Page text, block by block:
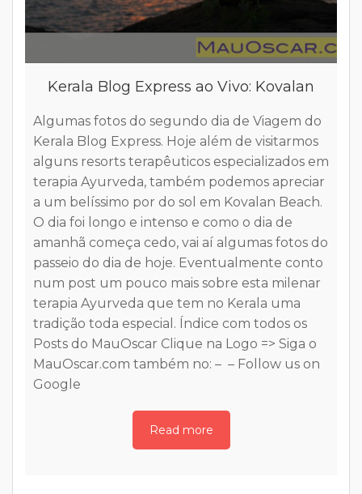
Kerala Blog Express ao Vivo: Kovalan
Algumas fotos do segundo dia de Viagem do
Kerala Blog Express. Hoje além de visitarmos
alguns resorts terapêuticos especializados em
terapia Ayurveda, também podemos apreciar
a um belíssimo por do sol em Kovalan Beach.
O dia foi longo e intenso e como o dia de
amanhã começa cedo, vai aí algumas fotos do
passeio do dia de hoje. Eventualmente conto
num post um pouco mais sobre esta milenar
terapia Ayurveda que tem no Kerala uma
tradição toda especial. Índice com todos os
Posts do MauOscar Clique na Logo => Siga o
MauOscar.com também no: – – Follow us on
Google
Read more